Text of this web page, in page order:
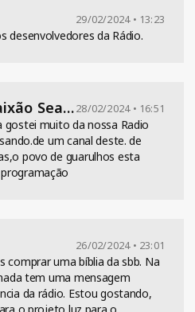
29/02/2024 • 13:23
desenvolvedores da Rádio.
jose Herbert da Paixão Seabra28/02/2024 • 16:51
gostei muito da nossa Radio
um canal deste. de
povo de guarulhos esta
26/02/2024 • 23:01
comprar uma bíblia da sbb. Na
tem uma mensagem
da rádio. Estou gostando,